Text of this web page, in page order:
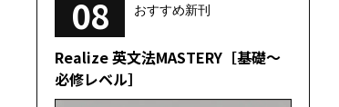
08 おすすめ新刊
Realize 英文法MASTERY［基礎～
必修レベル］